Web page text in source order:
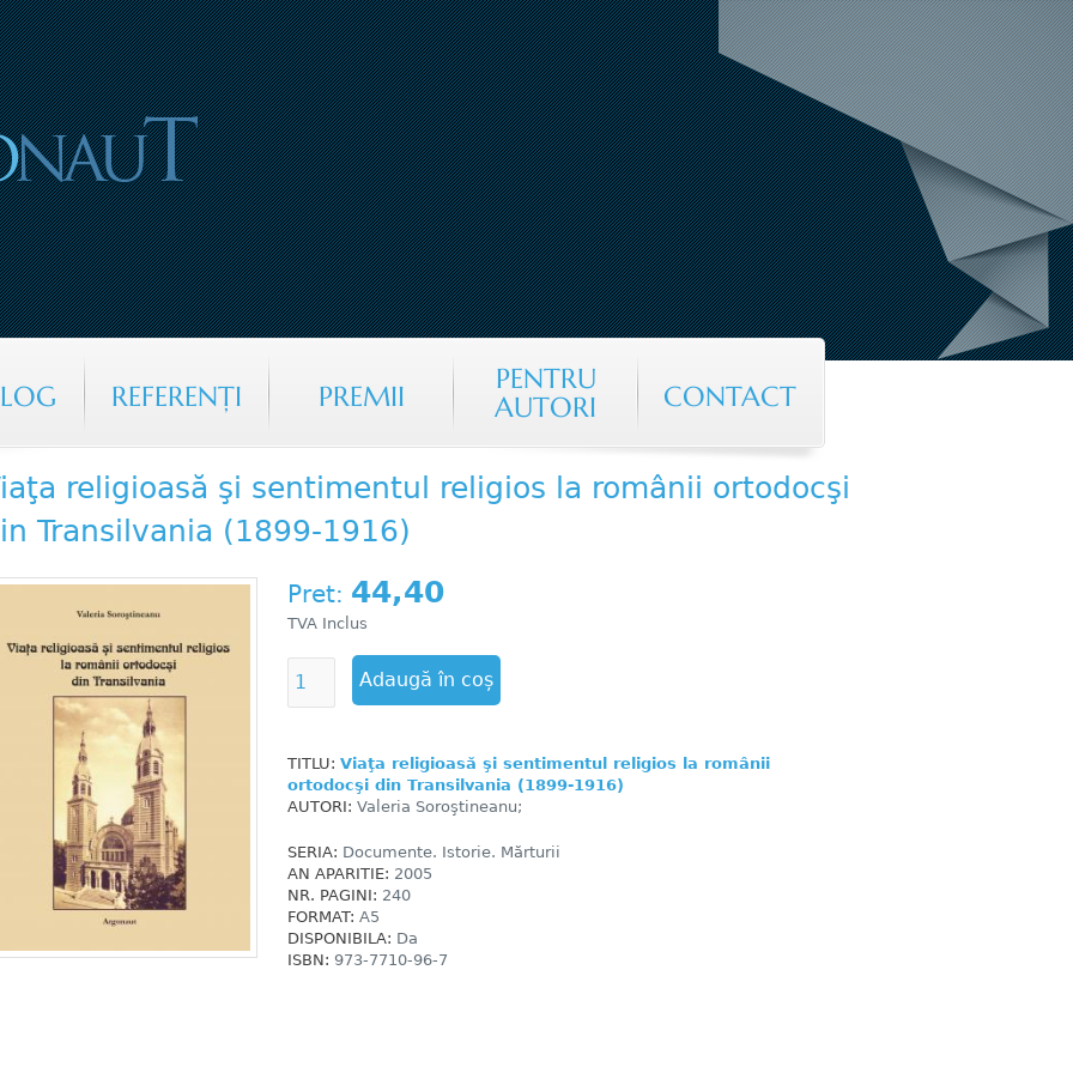
Jump to navigation
REFERENŢI PREMII
PENTRU
AUTORI
CONTACT
religioasă şi sentimentul religios la românii ortodocşi
Transilvania (1899-1916)
Pret: 44,40
TVA Inclus
TITLU: Viaţa religioasă şi sentimentul religios la românii
ortodocşi din Transilvania (1899-1916)
AUTORI: Valeria Soroştineanu;
SERIA: Documente. Istorie. Mărturii
AN APARITIE: 2005
NR. PAGINI: 240
FORMAT: A5
DISPONIBILA: Da
ISBN: 973-7710-96-7